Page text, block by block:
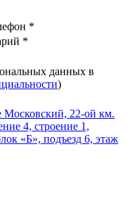
*
*
данных в
)
Московский, 22-ой км.
4, строение 1,
«Б», подъезд 6, этаж